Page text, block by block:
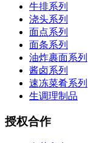
牛排系列
浇头系列
面点系列
面条系列
油炸裹面系列
酱卤系列
速冻菜肴系列
生调理制品
授权合作